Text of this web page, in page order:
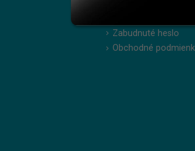
Zabudnuté heslo
Obchodné